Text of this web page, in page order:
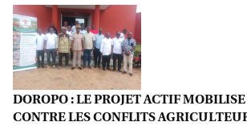
DOROPO : LE PROJET ACTIF
CONTRE LES CONFLITS